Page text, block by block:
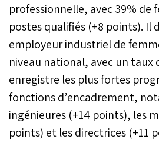
vitalité des
métallurgie,
industrielle
également
des
progression.
professionnelle, avec 39% de
postes qualifiés (+8 points). Il
employeur industriel de
niveau national, avec un taux
enregistre les plus fortes
fonctions d’encadrement,
ingénieures (+14 points), les
points) et les directrices (+11